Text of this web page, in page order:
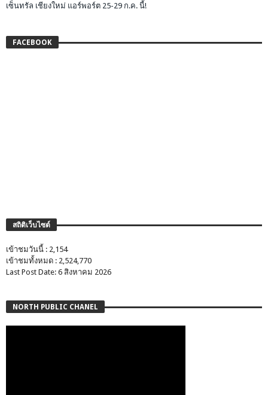
เซ็นทรัล เชียงใหม่ แอร์พอร์ต 25-29 ก.ค. นี้!
FACEBOOK
สถิติเว็บไซต์
เข้าชมวันนี้ : 2,154
เข้าชมทั้งหมด : 2,524,770
Last Post Date: 6 สิงหาคม 2026
NORTH PUBLIC CHANEL